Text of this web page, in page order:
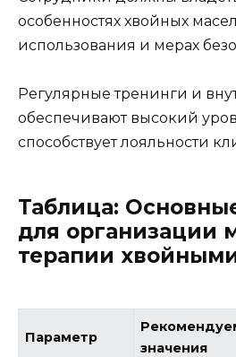
особенностях хвойных
использования и мерах
Регулярные тренинги и
обеспечивают высокий
способствует лояльности
Таблица:
для организации
терапии
Параметр
значения